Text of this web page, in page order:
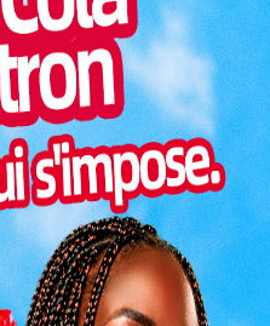
de la carte
fiscale et pour des raisons
interne ». Une mesure qui
à anticiper leurs
interruption pour